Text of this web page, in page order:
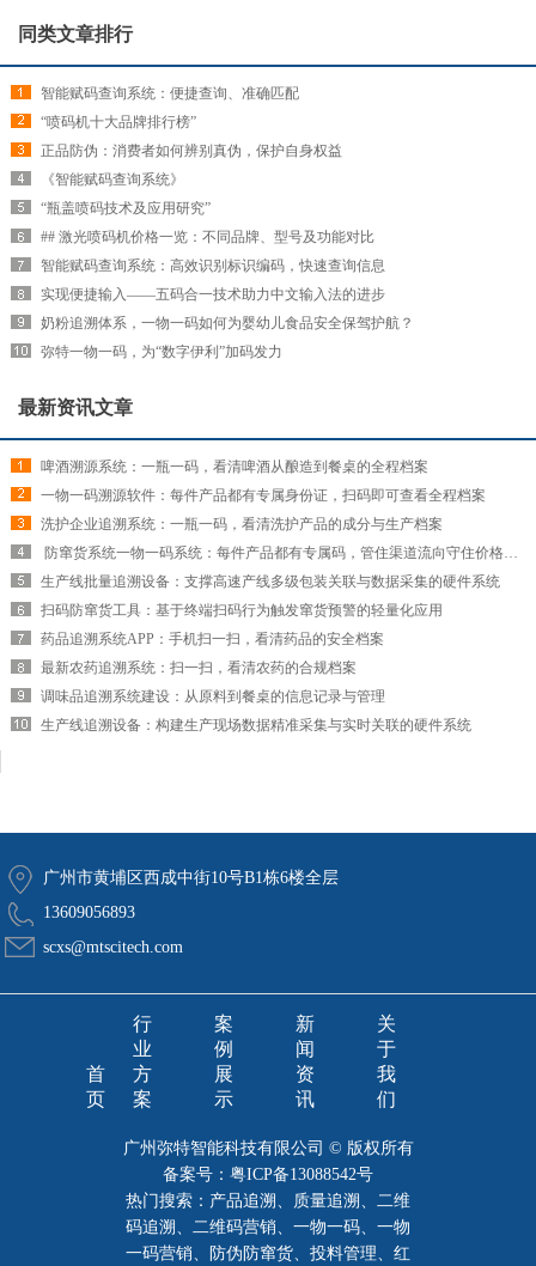
同类文章排行
智能赋码查询系统：便捷查询、准确匹配
“喷码机十大品牌排行榜”
正品防伪：消费者如何辨别真伪，保护自身权益
《智能赋码查询系统》
“瓶盖喷码技术及应用研究”
## 激光喷码机价格一览：不同品牌、型号及功能对比
智能赋码查询系统：高效识别标识编码，快速查询信息
实现便捷输入——五码合一技术助力中文输入法的进步
奶粉追溯体系，一物一码如何为婴幼儿食品安全保驾护航？
弥特一物一码，为“数字伊利”加码发力
最新资讯文章
啤酒溯源系统：一瓶一码，看清啤酒从酿造到餐桌的全程档案
一物一码溯源软件：每件产品都有专属身份证，扫码即可查看全程档案
洗护企业追溯系统：一瓶一码，看清洗护产品的成分与生产档案
​ 防窜货系统一物一码系统：每件产品都有专属码，管住渠道流向守住价格红线
生产线批量追溯设备：支撑高速产线多级包装关联与数据采集的硬件系统
扫码防窜货工具：基于终端扫码行为触发窜货预警的轻量化应用
药品追溯系统APP：手机扫一扫，看清药品的安全档案
最新农药追溯系统：扫一扫，看清农药的合规档案
调味品追溯系统建设：从原料到餐桌的信息记录与管理
生产线追溯设备：构建生产现场数据精准采集与实时关联的硬件系统
广州市黄埔区西成中街10号B1栋6楼全层
13609056893
scxs@mtscitech.com
首
页
行
业
方
案
案
例
展
示
新
闻
资
讯
关
于
我
们
广州弥特智能科技有限公司 © 版权所有
备案号： 粤ICP备13088542号
热门搜索：产品追溯、质量追溯、二维
码追溯、二维码营销、一物一码、一物
一码营销、防伪防窜货、投料管理、红